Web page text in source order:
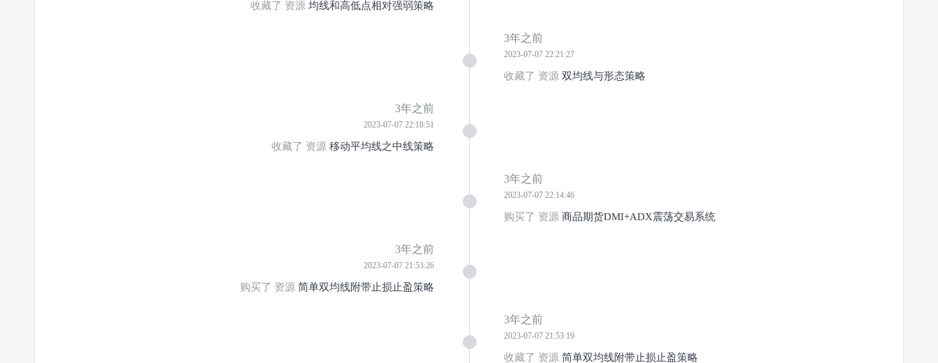
收藏了 资源 均线和高低点相对强弱策略
3年之前
2023-07-07 22:21:27
收藏了 资源 双均线与形态策略
3年之前
2023-07-07 22:18:51
收藏了 资源 移动平均线之中线策略
3年之前
2023-07-07 22:14:46
购买了 资源 商品期货DMI+ADX震荡交易系统
3年之前
2023-07-07 21:53:26
购买了 资源 简单双均线附带止损止盈策略
3年之前
2023-07-07 21:53:19
收藏了 资源 简单双均线附带止损止盈策略